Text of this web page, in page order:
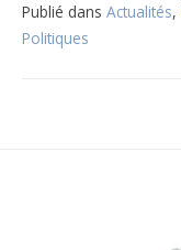
Publié dans Actualités,
Politiques